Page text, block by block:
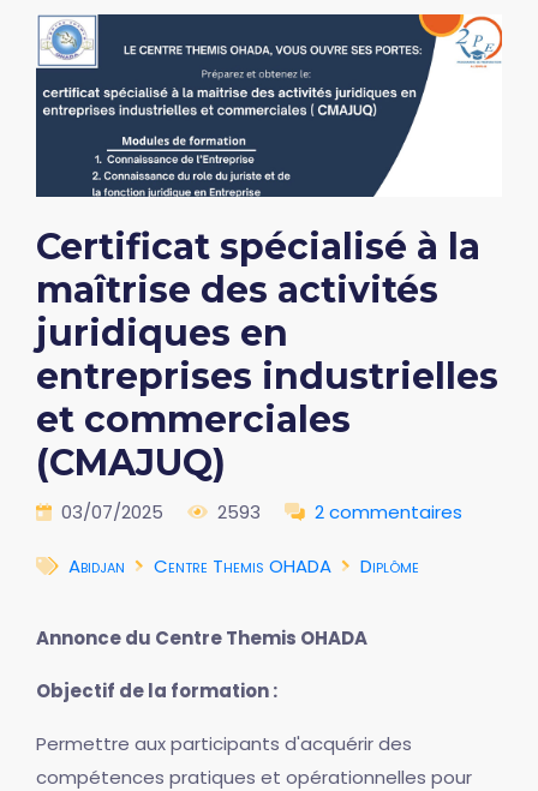
Certificat spécialisé à la
maîtrise des activités
juridiques en
entreprises industrielles
et commerciales
(CMAJUQ)
03/07/2025 2593 2 commentaires
Abidjan Centre Themis OHADA Diplôme
Annonce du Centre Themis OHADA
Objectif de la formation :
Permettre aux participants d'acquérir des
compétences pratiques et opérationnelles pour